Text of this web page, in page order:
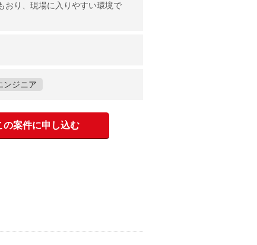
おり、現場に入りやすい環境で
ンジニア
の案件に申し込む